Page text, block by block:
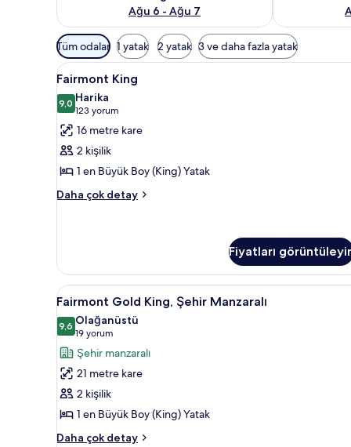
Ağu 6 - Ağu 7
Odalar
için
mevcut
filtreler
Tüm odalar 1 yatak 2 yatak 3 ve daha fazla yatak
Fairmont
King
için
tüm
fotoğrafları
görün
Kaliteli yatak takımı, kuştüyü
5
Fairmont King
9,09,0 / 10
Harika
123 yorum
(123
yorum)
16 metre kare
2 kişilik
1 en Büyük Boy (King) Yatak
Daha çok detay
Fairmont
detay
Fiyatları
Fairmont
Gold
King,
Şehir
Manzaralı
için
tüm
fotoğrafları
görün
Kaliteli yatak takımı, kuştüyü
6
Fairmont Gold King, Şehir Manzaralı
9,69,6 / 10
Olağanüstü
19 yorum
(19
yorum)
Şehir manzaralı
21 metre kare
2 kişilik
1 en Büyük Boy (King) Yatak
Daha çok detay
Fairmont